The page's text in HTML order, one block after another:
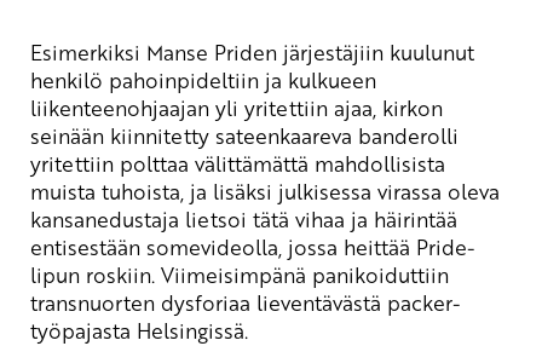
Esimerkiksi Manse Priden järjestäjiin kuulunut
henkilö pahoinpideltiin ja kulkueen
liikenteenohjaajan yli yritettiin ajaa, kirkon
seinään kiinnitetty sateenkaareva banderolli
yritettiin polttaa välittämättä mahdollisista
muista tuhoista, ja lisäksi julkisessa virassa oleva
kansanedustaja lietsoi tätä vihaa ja häirintää
entisestään somevideolla, jossa heittää Pride-
lipun roskiin. Viimeisimpänä panikoiduttiin
transnuorten dysforiaa lieventävästä packer-
työpajasta Helsingissä.